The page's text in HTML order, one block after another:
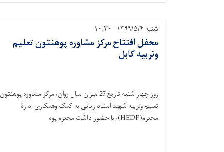
شنبه ۱۳۹۹/۵/۴ - ۱۰:۳۰
محفل افتتاح مرکز مشاوره پوهنتون تعلیم
وتربیه کابل
روز چهار شنبه تاریخ 25 میزان سال روان، مرکز مشاوره پوهنتون
تعلیم وتربیه شهید استاد ربانی به کمک وهمکاری ادارۀ
محترم(HEDP)، با حضور داشت محترم پوه